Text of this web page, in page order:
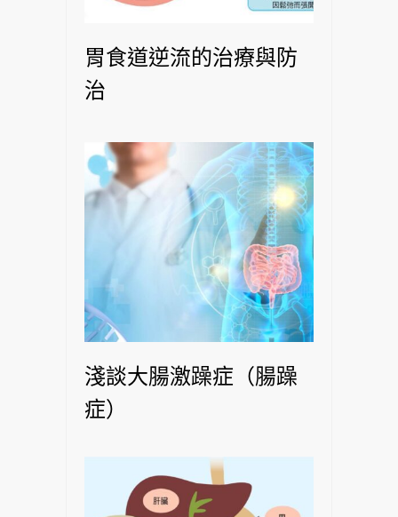
胃食道逆流的治療與防
治
淺談大腸激躁症（腸躁
症）